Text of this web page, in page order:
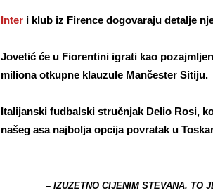
Inter i klub iz Firence dogovaraju detalje
Jovetić će u Fiorentini igrati kao
miliona otkupne klauzule Mančester Sitiju.
Italijanski fudbalski stručnjak Delio Rosi,
našeg asa najbolja opcija povratak u
– IZUZETNO CIJENIM STEVANA. TO